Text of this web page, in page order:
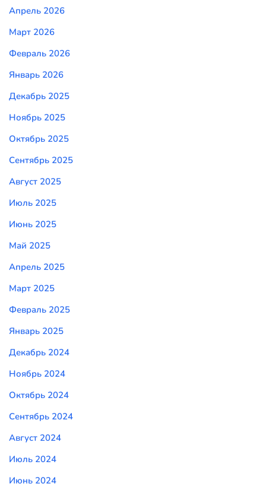
Апрель 2026
Март 2026
Февраль 2026
Январь 2026
Декабрь 2025
Ноябрь 2025
Октябрь 2025
Сентябрь 2025
Август 2025
Июль 2025
Июнь 2025
Май 2025
Апрель 2025
Март 2025
Февраль 2025
Январь 2025
Декабрь 2024
Ноябрь 2024
Октябрь 2024
Сентябрь 2024
Август 2024
Июль 2024
Июнь 2024